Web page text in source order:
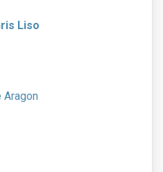
Liso
Aragon